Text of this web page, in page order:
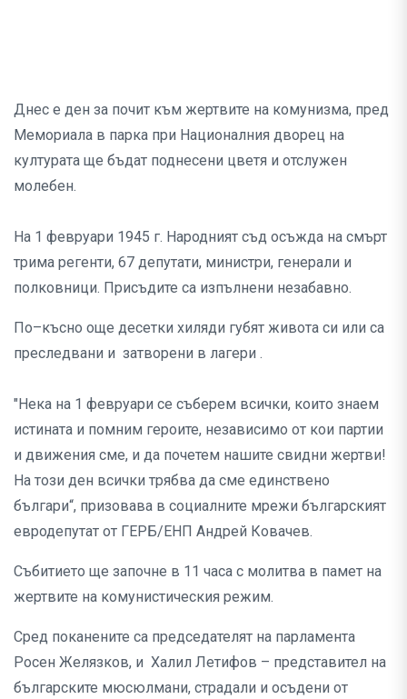
Днес е ден за почит към жертвите на комунизма, пред
Мемориала в парка при Националния дворец на
културата ще бъдат поднесени цветя и отслужен
молебен.
На 1 февруари 1945 г. Народният съд осъжда на смърт
трима регенти, 67 депутати, министри, генерали и
полковници. Присъдите са изпълнени незабавно.
По–късно още десетки хиляди губят живота си или са
преследвани и затворени в лагери .
"Нека на 1 февруари се съберем всички, които знаем
истината и помним героите, независимо от кои партии
и движения сме, и да почетем нашите свидни жертви!
На този ден всички трябва да сме единствено
българи“, призовава в социалните мрежи българският
евродепутат от ГЕРБ/ЕНП Андрей Ковачев.
Събитието ще започне в 11 часа с молитва в памет на
жертвите на комунистическия режим.
Сред поканените са председателят на парламента
Росен Желязков, и Халил Летифов – представител на
българските мюсюлмани, страдали и осъдени от